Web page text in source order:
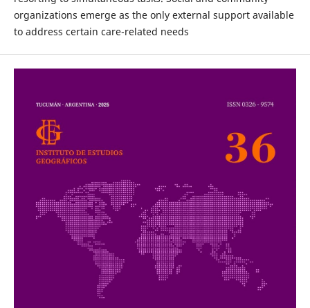
organizations emerge as the only external support available
to address certain care-related needs